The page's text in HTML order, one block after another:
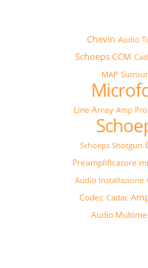
Chevin Audio
Schoeps CCM
MAP
Line Array Amp Pro
Schoeps Shotgun
Preamplificatore
Audio Installazione
Codec Cadac
Audio